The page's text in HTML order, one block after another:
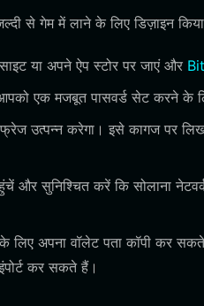
से गेम में लाने के लिए डिज़ाइन
या अपने ऐप स्टोर पर जाएं और
एक मजबूत पासवर्ड सेट करने के
फ्रेज उत्पन्न करेगा। इसे कागज पर
और सुनिश्चित करें कि सोलाना
अपना वॉलेट पता कॉपी कर
कर सकते हैं।